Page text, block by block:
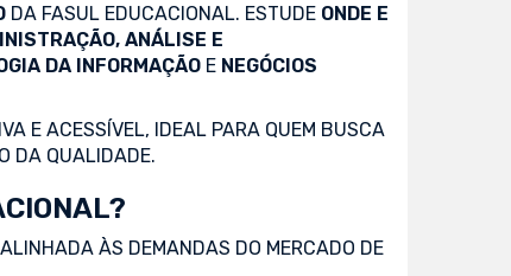
DA FASUL EDUCACIONAL. ESTUDE ONDE E
ANÁLISE E
DA INFORMAÇÃO E NEGÓCIOS
E ACESSÍVEL, IDEAL PARA QUEM BUSCA
DA QUALIDADE.
ÀS DEMANDAS DO MERCADO DE